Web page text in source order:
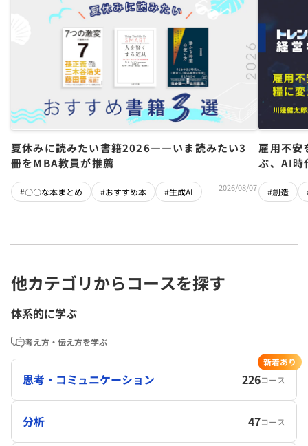
夏休みに読みたい書籍2026――いま読みたい3
冊をMBA教員が推薦
#〇〇な本まとめ #おすすめ本 #生成AI 2026/08/07
雇用不
ぶ、AI時
#創造
他カテゴリからコースを探す
体系的に学ぶ
考え方・伝え方を学ぶ
思考・コミュニケーション 226コース
新着あり
分析 47コース